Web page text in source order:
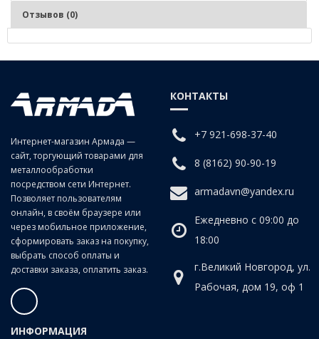
Отзывов (0)
Интернет-магазин Армада —
сайт, торгующий товарами для
металлообработки
посредством сети Интернет.
Позволяет пользователям
онлайн, в своём браузере или
через мобильное приложение,
сформировать заказ на покупку,
выбрать способ оплаты и
доставки заказа, оплатить заказ.
КОНТАКТЫ
+7 921-698-37-40
8 (8162) 90-90-19
armadavn@yandex.ru
Ежедневно с 09:00 до
18:00
г.Великий Новгород, ул.
Рабочая, дом 19, оф 1
ИНФОРМАЦИЯ